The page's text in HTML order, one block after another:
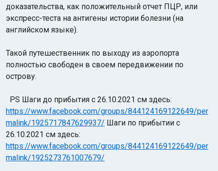
доказательства, как положительный отчет ПЦР, или
экспресс-теста на антигены истории болезни (на
английском языке).
Такой путешественник по выходу из аэропорта
полностью свободен в своем передвижении по
острову.
PS Шаги до прибытия с 26.10.2021 см здесь:
https://www.facebook.com/groups/844124169122649/per
malink/1925717847629937/ Шаги по прибытии с
26.10.2021 см здесь:
https://www.facebook.com/groups/844124169122649/per
malink/1925273761007679/